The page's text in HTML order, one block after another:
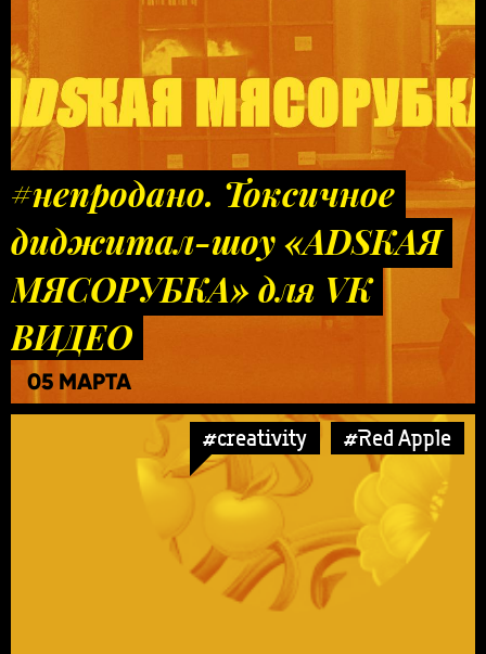
#непродано. Токсичное
диджитал-шоу «ADSКАЯ
МЯСОРУБКА» для VK
ВИДЕО
05 МАРТА
#creativity #Red Apple